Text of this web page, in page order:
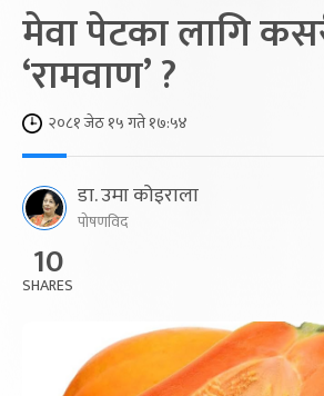
मेवा पेटका लागि
‘रामवाण’ ?
२०८१ जेठ १५ गते १७:५४
डा. उमा कोइराला
पोषणविद
10
SHARES